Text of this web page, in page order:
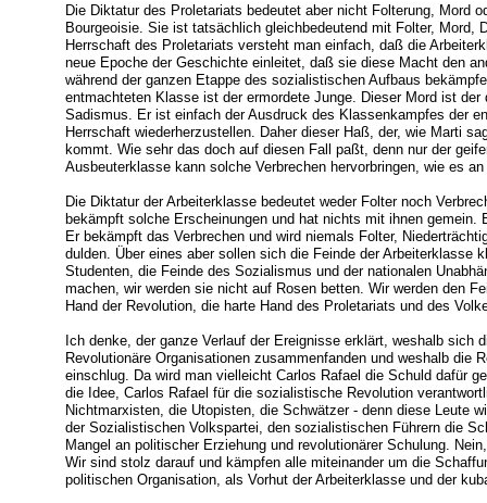
Die Diktatur des Proletariats bedeutet aber nicht Folterung, Mord
Bourgeoisie. Sie ist tatsächlich gleichbedeutend mit Folter, Mord,
Herrschaft des Proletariats versteht man einfach, daß die
neue Epoche der Geschichte einleitet, daß sie diese Macht den
während der ganzen Etappe des sozialistischen Aufbaus
entmachteten Klasse ist der ermordete Junge. Dieser Mord ist
Sadismus. Er ist einfach der Ausdruck des Klassenkampfes der
Herrschaft wiederherzustellen. Daher dieser Haß, der, wie Marti
kommt. Wie sehr das doch auf diesen Fall paßt, denn nur der
Ausbeuterklasse kann solche Verbrechen hervorbringen, wie es
Die Diktatur der Arbeiterklasse bedeutet weder Folter noch
bekämpft solche Erscheinungen und hat nichts mit ihnen gemein.
Er bekämpft das Verbrechen und wird niemals Folter,
dulden. Über eines aber sollen sich die Feinde der Arbeiterklasse
Studenten, die Feinde des Sozialismus und der nationalen
machen, wir werden sie nicht auf Rosen betten. Wir werden den
Hand der Revolution, die harte Hand des Proletariats und des
Ich denke, der ganze Verlauf der Ereignisse erklärt, weshalb sich
Revolutionäre Organisationen zusammenfanden und weshalb die
einschlug. Da wird man vielleicht Carlos Rafael die Schuld dafür
die Idee, Carlos Rafael für die sozialistische Revolution
Nichtmarxisten, die Utopisten, die Schwätzer - denn diese Leute
der Sozialistischen Volkspartei, den sozialistischen Führern die
Mangel an politischer Erziehung und revolutionärer Schulung.
Wir sind stolz darauf und kämpfen alle miteinander um die
politischen Organisation, als Vorhut der Arbeiterklasse und der